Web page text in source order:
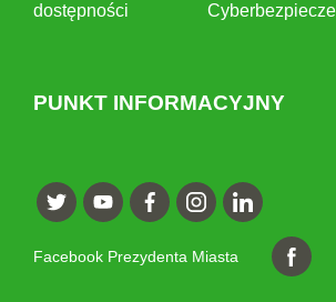
dostępności
PUNKT INFORMACYJNY
Facebook Prezydenta Miasta